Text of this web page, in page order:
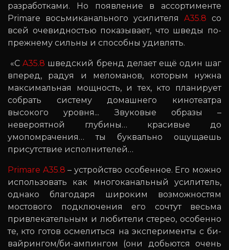
разработками. Но появление в ассортименте
Primare восьмиканального усилителя A35.8 со
всей очевидностью показывает, что шведы по-
прежнему сильны и способны удивлять.
«СA35.8 шведский бренд делает ещё один шаг
вперед, радуя и меломанов, которым нужна
максимальная мощность, и тех, кто планирует
собрать систему домашнего кинотеатра
высокого уровня... Звуковые образы –
невероятной глубины… красивые до
умопомрачения… ты буквально ощущаешь
присутствие исполнителей…
Primare A35.8 – устройство особенное. Его можно
использовать как многоканальный усилитель,
однако благодаря широким возможностям
мостового подключения его сочтут весьма
привлекательным и любители стерео, особенно
те, кто готов осмелиться на эксперименты с би-
вайрингом/би-ампингом (они добьются очень